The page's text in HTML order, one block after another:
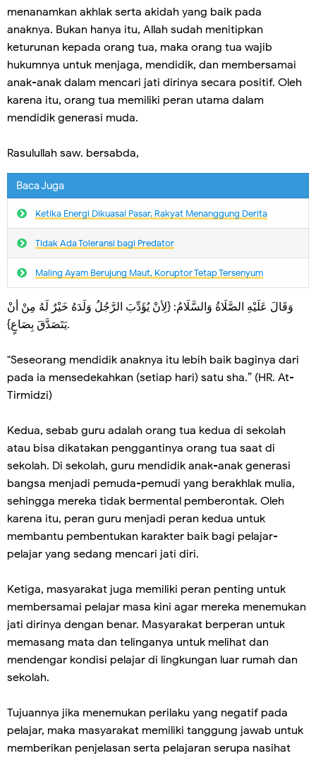
menanamkan akhlak serta akidah yang baik pada
anaknya. Bukan hanya itu, Allah sudah menitipkan
keturunan kepada orang tua, maka orang tua wajib
hukumnya untuk menjaga, mendidik, dan membersamai
anak-anak dalam mencari jati dirinya secara positif. Oleh
karena itu, orang tua memiliki peran utama dalam
mendidik generasi muda.
Rasulullah saw. bersabda,
Baca Juga
Ketika Energi Dikuasai Pasar, Rakyat Menanggung Derita
Tidak Ada Toleransi bagi Predator
Maling Ayam Berujung Maut, Koruptor Tetap Tersenyum
وَقَالَ عَلَيْهِ الصَّلَاةُ وَالسَّلَامُ: {لِأنْ يُؤَدِّبَ الرَّجُلُ وَلَدَهُ خَيْرٌ لَهُ مِنْ أنْ
يَتَصَدَّقَ بِصَاعٍ}.
"Seseorang mendidik anaknya itu lebih baik baginya dari
pada ia mensedekahkan (setiap hari) satu sha.” (HR. At-
Tirmidzi)
Kedua, sebab guru adalah orang tua kedua di sekolah
atau bisa dikatakan penggantinya orang tua saat di
sekolah. Di sekolah, guru mendidik anak-anak generasi
bangsa menjadi pemuda-pemudi yang berakhlak mulia,
sehingga mereka tidak bermental pemberontak. Oleh
karena itu, peran guru menjadi peran kedua untuk
membantu pembentukan karakter baik bagi pelajar-
pelajar yang sedang mencari jati diri.
Ketiga, masyarakat juga memiliki peran penting untuk
membersamai pelajar masa kini agar mereka menemukan
jati dirinya dengan benar. Masyarakat berperan untuk
memasang mata dan telinganya untuk melihat dan
mendengar kondisi pelajar di lingkungan luar rumah dan
sekolah.
Tujuannya jika menemukan perilaku yang negatif pada
pelajar, maka masyarakat memiliki tanggung jawab untuk
memberikan penjelasan serta pelajaran serupa nasihat